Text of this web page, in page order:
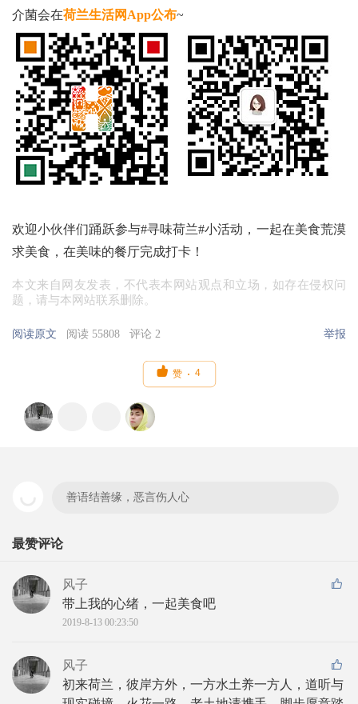
介菌会在荷兰生活网App公布~
欢迎小伙伴们踊跃参与#寻味荷兰#小活动，一起在美食荒漠
求美食，在美味的餐厅完成打卡！
本文来自网友发表，不代表本网站观点和立场，如存在侵权问
题，请与本网站联系删除。
阅读原文 阅读 55808 评论 2 举报
 赞 4
善语结善缘，恶言伤人心
最赞评论
风子
带上我的心绪，一起美食吧
2019-8-13 00:23:50
风子
初来荷兰，彼岸方外，一方水土养一方人，道听与